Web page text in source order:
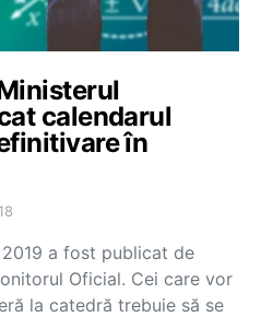
calendarul
în
a fost publicat de
Oficial. Cei care vor
la catedră trebuie să se